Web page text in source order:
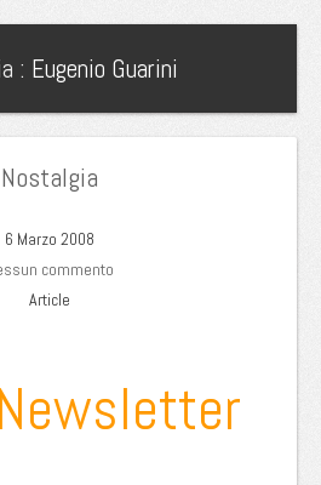
: Eugenio Guarini
Nostalgia
6 Marzo 2008
commento
Article